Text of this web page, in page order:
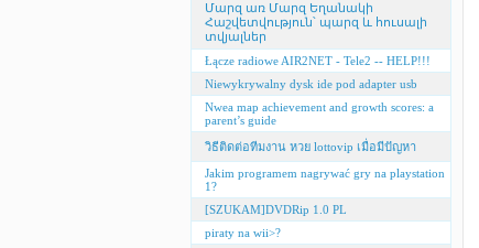
Մարզ առ Մարզ Եղանակի
Հաշվետվություն՝ պարզ և հուսալի
տվյալներ
Łącze radiowe AIR2NET - Tele2 -- HELP!!!
Niewykrywalny dysk ide pod adapter usb
Nwea map achievement and growth scores: a
parent’s guide
วิธีติดต่อทีมงาน หวย lottovip เมื่อมีปัญหา
Jakim programem nagrywać gry na playstation
1?
[SZUKAM]DVDRip 1.0 PL
piraty na wii>?